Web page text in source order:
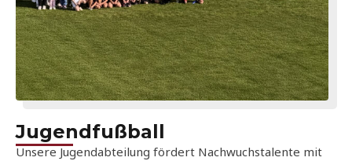
Jugendfußball
Unsere Jugendabteilung fördert Nachwuchstalente mit